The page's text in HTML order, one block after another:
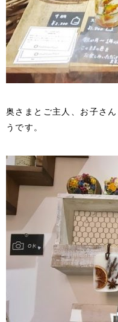
奥さまとご主人、お子さ
うです。